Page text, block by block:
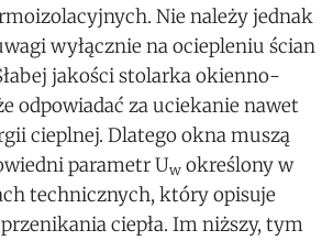
Nie należy jednak
wyłącznie na ociepleniu ścian
jakości stolarka okienno-
odpowiadać za uciekanie nawet
cieplnej. Dlatego okna muszą
parametr Uwokreślony w
technicznych, który opisuje
ciepła. Im niższy, tym